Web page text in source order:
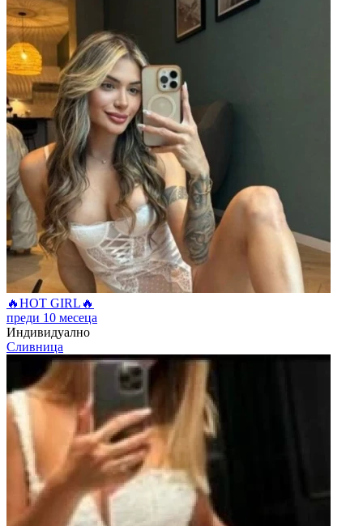
🔥HOT GIRL🔥
преди 10 месеца
Индивидуално
Сливница